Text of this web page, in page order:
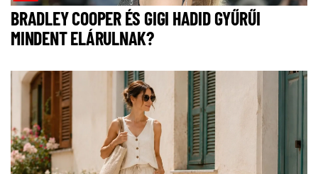
BRADLEY COOPER ÉS GIGI HADID GYŰRŰI
MINDENT ELÁRULNAK?